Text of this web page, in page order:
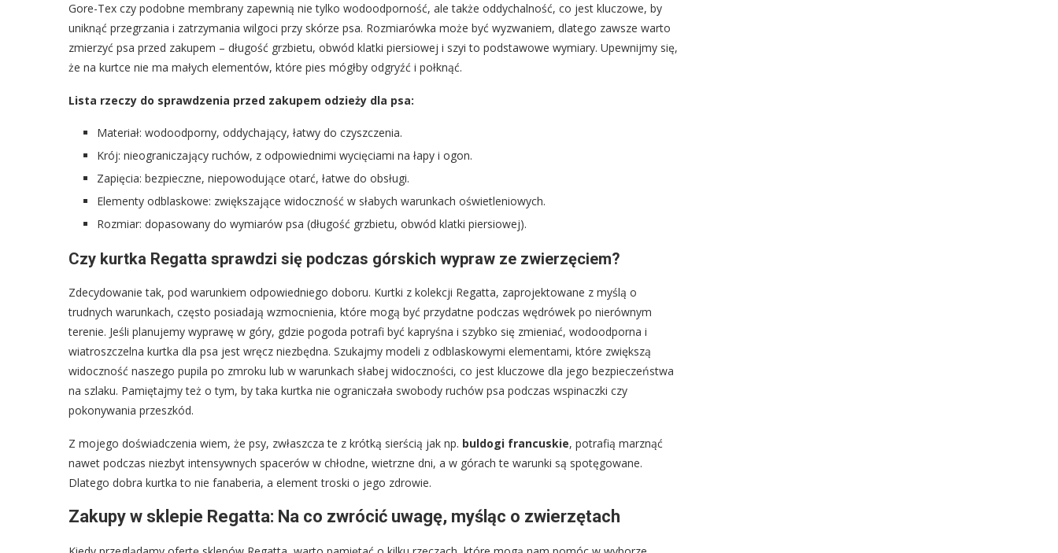
Gore-Tex czy podobne membrany zapewnią nie tylko wodoodporność, ale także oddychalność, co jest kluczowe, by
uniknąć przegrzania i zatrzymania wilgoci przy skórze psa. Rozmiarówka może być wyzwaniem, dlatego zawsze warto
zmierzyć psa przed zakupem – długość grzbietu, obwód klatki piersiowej i szyi to podstawowe wymiary. Upewnijmy się,
że na kurtce nie ma małych elementów, które pies mógłby odgryźć i połknąć.
Lista rzeczy do sprawdzenia przed zakupem odzieży dla psa:
Materiał: wodoodporny, oddychający, łatwy do czyszczenia.
Krój: nieograniczający ruchów, z odpowiednimi wycięciami na łapy i ogon.
Zapięcia: bezpieczne, niepowodujące otarć, łatwe do obsługi.
Elementy odblaskowe: zwiększające widoczność w słabych warunkach oświetleniowych.
Rozmiar: dopasowany do wymiarów psa (długość grzbietu, obwód klatki piersiowej).
Czy kurtka Regatta sprawdzi się podczas górskich wypraw ze zwierzęciem?
Zdecydowanie tak, pod warunkiem odpowiedniego doboru. Kurtki z kolekcji Regatta, zaprojektowane z myślą o
trudnych warunkach, często posiadają wzmocnienia, które mogą być przydatne podczas wędrówek po nierównym
terenie. Jeśli planujemy wyprawę w góry, gdzie pogoda potrafi być kapryśna i szybko się zmieniać, wodoodporna i
wiatroszczelna kurtka dla psa jest wręcz niezbędna. Szukajmy modeli z odblaskowymi elementami, które zwiększą
widoczność naszego pupila po zmroku lub w warunkach słabej widoczności, co jest kluczowe dla jego bezpieczeństwa
na szlaku. Pamiętajmy też o tym, by taka kurtka nie ograniczała swobody ruchów psa podczas wspinaczki czy
pokonywania przeszkód.
Z mojego doświadczenia wiem, że psy, zwłaszcza te z krótką sierścią jak np. buldogi francuskie, potrafią marznąć
nawet podczas niezbyt intensywnych spacerów w chłodne, wietrzne dni, a w górach te warunki są spotęgowane.
Dlatego dobra kurtka to nie fanaberia, a element troski o jego zdrowie.
Zakupy w sklepie Regatta: Na co zwrócić uwagę, myśląc o zwierzętach